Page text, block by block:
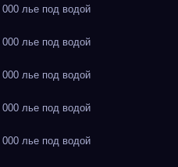
лье под водой
лье под водой
лье под водой
лье под водой
лье под водой